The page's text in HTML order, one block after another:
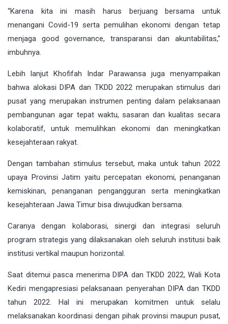
“Karena kita ini masih harus berjuang bersama untuk
menangani Covid-19 serta pemulihan ekonomi dengan tetap
menjaga good governance, transparansi dan akuntabilitas,”
imbuhnya.
Lebih lanjut Khofifah Indar Parawansa juga menyampaikan
bahwa alokasi DIPA dan TKDD 2022 merupakan stimulus dari
pusat yang merupakan instrumen penting dalam pelaksanaan
pembangunan agar tepat waktu, sasaran dan kualitas secara
kolaboratif, untuk memulihkan ekonomi dan meningkatkan
kesejahteraan rakyat.
Dengan tambahan stimulus tersebut, maka untuk tahun 2022
upaya Provinsi Jatim yaitu percepatan ekonomi, penanganan
kemiskinan, penanganan pengangguran serta meningkatkan
kesejahteraan Jawa Timur bisa diwujudkan bersama.
Caranya dengan kolaborasi, sinergi dan integrasi seluruh
program strategis yang dilaksanakan oleh seluruh institusi baik
institusi vertikal maupun horizontal.
Saat ditemui pasca menerima DIPA dan TKDD 2022, Wali Kota
Kediri mengapresiasi pelaksanaan penyerahan DIPA dan TKDD
tahun 2022. Hal ini merupakan komitmen untuk selalu
melaksanakan koordinasi dengan pihak provinsi maupun pusat,